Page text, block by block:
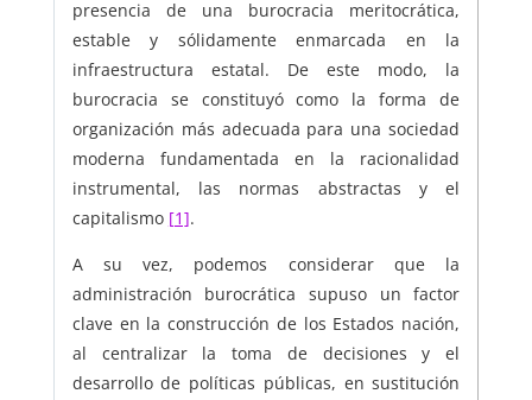
presencia de una burocracia meritocrática,
estable y sólidamente enmarcada en la
infraestructura estatal. De este modo, la
burocracia se constituyó como la forma de
organización más adecuada para una sociedad
moderna fundamentada en la racionalidad
instrumental, las normas abstractas y el
capitalismo [1].
A su vez, podemos considerar que la
administración burocrática supuso un factor
clave en la construcción de los Estados nación,
al centralizar la toma de decisiones y el
desarrollo de políticas públicas, en sustitución